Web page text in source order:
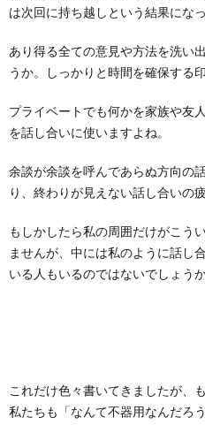
は次回に持ち越しという結果にな
あり得る全ての意見や方法を洗い
うか。しっかりと時間を確保する印
プライベートでも何かを家族や友
を話し合いに使いますよね。
余談が余談を呼んであらぬ方向の
り、終わりが見えない話し合いの
もしかしたら私の周囲だけがこう
ませんが、中には私のように話し
いる人もいるのではないでしょうか
これだけ色々書いてきましたが、
私たちも「なんて不器用なんだろ